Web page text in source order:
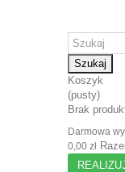
Szukaj
Koszyk
(pusty)
Brak
Darmowa
0,00 zł